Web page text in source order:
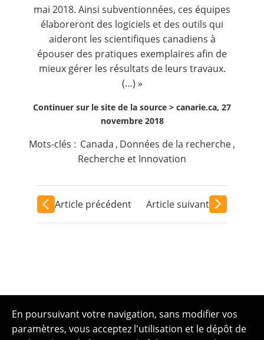
mai 2018. Ainsi subventionnées, ces équipes
élaboreront des logiciels et des outils qui
aideront les scientifiques canadiens à
épouser des pratiques exemplaires afin de
mieux gérer les résultats de leurs travaux.
(…) »
Continuer sur le site de la source > canarie.ca, 27
novembre 2018
Mots-clés : Canada , Données de la recherche,
Recherche et Innovation
Article précédent Article suivant
En poursuivant votre navigation, sans modifier vos
paramètres, vous acceptez l'utilisation et le dépôt de